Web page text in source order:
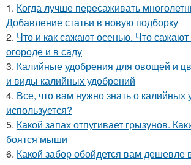
1. Когда лучше пересаживать
Добавление статьи в новую подборку
2. Что и как сажают осенью. Что
огороде и в саду
3. Калийные удобрения для овощей и
и виды калийных удобрений
4. Все, что вам нужно знать о калийных
используется?
5. Какой запах отпугивает грызунов.
боятся мыши
6. Какой забор обойдется вам дешевле